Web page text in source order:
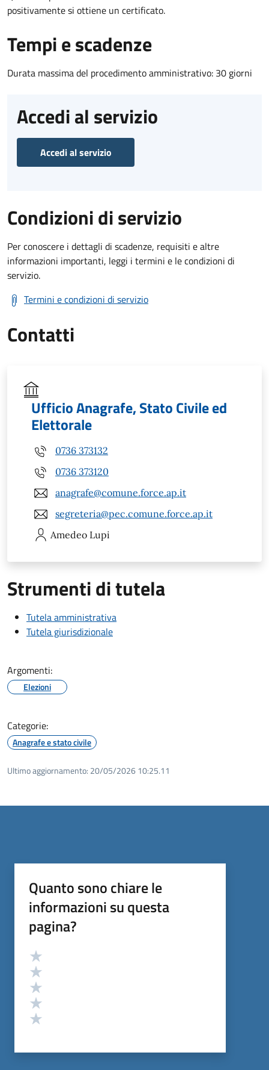
positivamente si ottiene un certificato.
Tempi e scadenze
Durata massima del procedimento amministrativo: 30 giorni
Accedi al servizio
Accedi al servizio
Condizioni di servizio
Per conoscere i dettagli di scadenze, requisiti e altre
informazioni importanti, leggi i termini e le condizioni di
servizio.
Termini e condizioni di servizio
Contatti
Ufficio Anagrafe, Stato Civile ed
Elettorale
0736 373132
0736 373120
anagrafe@comune.force.ap.it
segreteria@pec.comune.force.ap.it
Amedeo Lupi
Strumenti di tutela
Tutela amministrativa
Tutela giurisdizionale
Argomenti:
Elezioni
Categorie:
Anagrafe e stato civile
Ultimo aggiornamento: 20/05/2026 10:25.11
Quanto sono chiare le
informazioni su questa
pagina?
Valutazione